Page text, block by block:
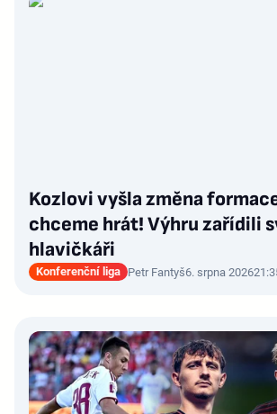
Kozlovi vyšla změna
chceme hrát! Výhru zařídili
hlavičkáři
Konferenční liga Petr Fantyš6. srpna 2026